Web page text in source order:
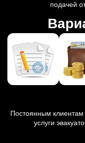
подачей
Постоянным клиентам
услуги